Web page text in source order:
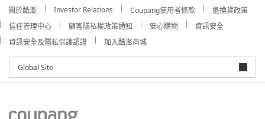
關於酷澎 Investor Relations Coupang使用者條款
退換貨政策
信任管理中心
顧客隱私權政策通知 安心購物
資訊安全
資訊安全及隱私保護認證
加入酷澎商城
Global Site